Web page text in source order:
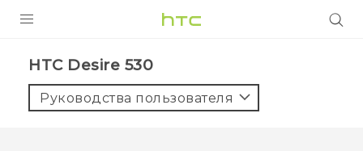
5G
HTC Desire 530‎
Руководства пользователя